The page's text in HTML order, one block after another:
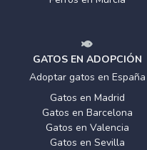
GATOS EN ADOPCIÓN
Adoptar gatos en España
Gatos en Madrid
Gatos en Barcelona
Gatos en Valencia
Gatos en Sevilla